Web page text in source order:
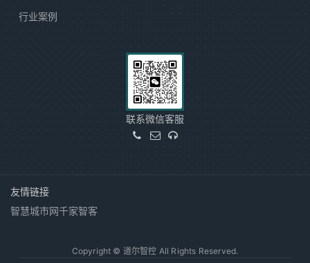
行业案例
联系微信客服
友情链接
智慧城市网千家智客
Copyright © 道尔智控 All Rights Reserved.